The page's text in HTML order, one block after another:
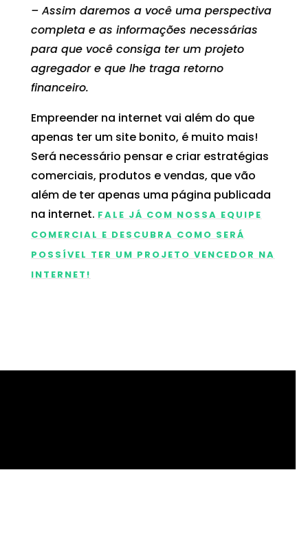
– Assim daremos a você uma perspectiva
completa e as informações necessárias
para que você consiga ter um projeto
agregador e que lhe traga retorno
financeiro.
Empreender na internet vai além do que
apenas ter um site bonito, é muito mais!
Será necessário pensar e criar estratégias
comerciais, produtos e vendas, que vão
além de ter apenas uma página publicada
na internet. FALE JÁ COM NOSSA EQUIPE
COMERCIAL E DESCUBRA COMO SERÁ
POSSÍVEL TER UM PROJETO VENCEDOR NA
INTERNET!